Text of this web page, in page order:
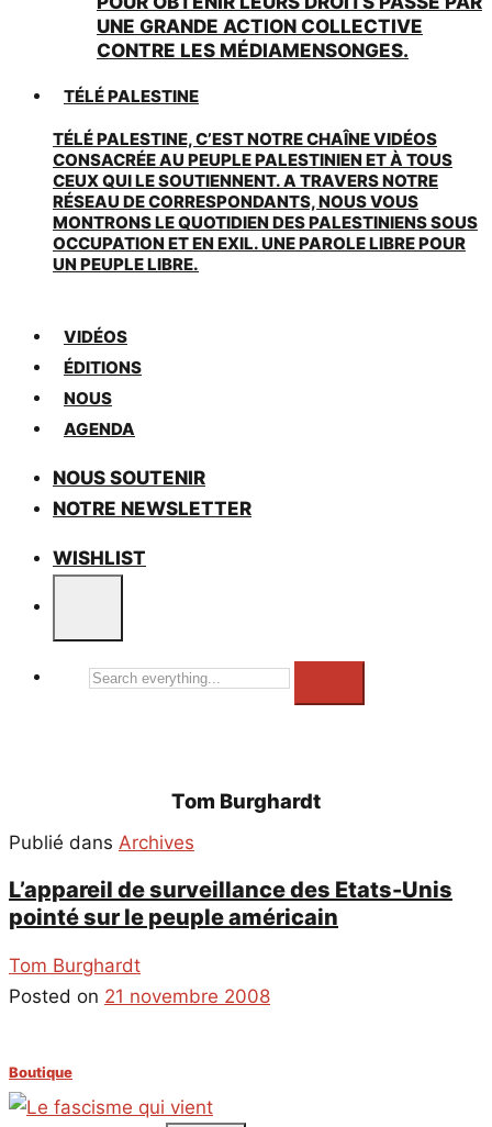
UNE GRANDE ACTION COLLECTIVE
CONTRE LES MÉDIAMENSONGES.
TÉLÉ PALESTINE
TÉLÉ PALESTINE, C’EST NOTRE CHAÎNE VIDÉOS
CONSACRÉE AU PEUPLE PALESTINIEN ET À TOUS
CEUX QUI LE SOUTIENNENT. A TRAVERS NOTRE
RÉSEAU DE CORRESPONDANTS, NOUS VOUS
MONTRONS LE QUOTIDIEN DES PALESTINIENS SOUS
OCCUPATION ET EN EXIL. UNE PAROLE LIBRE POUR
UN PEUPLE LIBRE.
VIDÉOS
ÉDITIONS
NOUS
AGENDA
NOUS SOUTENIR
NOTRE NEWSLETTER
WISHLIST
Search
Tom Burghardt
Publié dans Archives
L’appareil de surveillance des Etats-Unis
pointé sur le peuple américain
Tom Burghardt
Posted on 21 novembre 2008
Boutique